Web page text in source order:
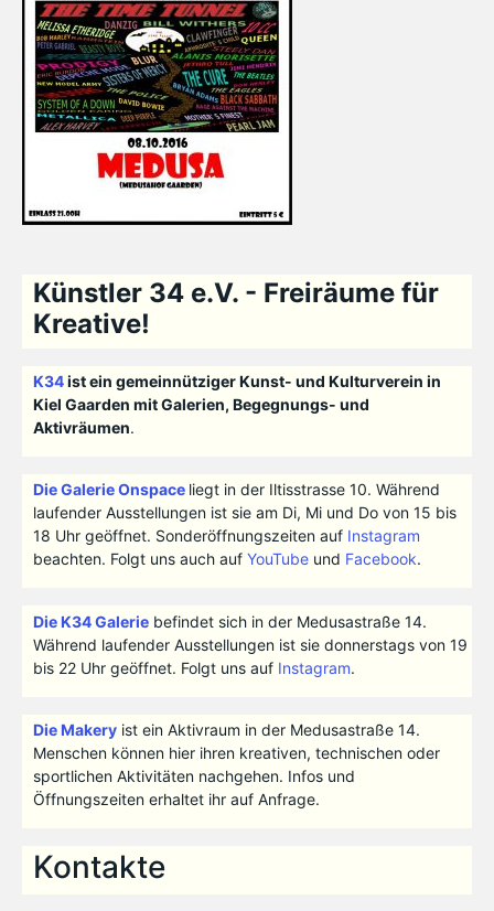
Künstler 34 e.V. - Freiräume für
Kreative!
K34ist ein gemeinnütziger Kunst- und Kulturverein in
Kiel Gaarden mit Galerien, Begegnungs- und
Aktivräumen.
Die Galerie Onspace liegt in der Iltisstrasse 10. Während
laufender Ausstellungen ist sie am Di, Mi und Do von 15 bis
18 Uhr geöffnet. Sonderöffnungszeiten auf Instagram
beachten. Folgt uns auch auf YouTubeund Facebook.
Die K34 Galeriebefindet sich in der Medusastraße 14.
Während laufender Ausstellungen ist sie donnerstags von 19
bis 22 Uhr geöffnet. Folgt uns auf Instagram.
Die Makeryist ein Aktivraum in der Medusastraße 14.
Menschen können hier ihren kreativen, technischen oder
sportlichen Aktivitäten nachgehen. Infos und
Öffnungszeiten erhaltet ihr auf Anfrage.
Kontakte